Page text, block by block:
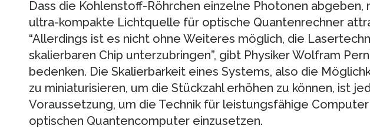
Dass die Kohlenstoff-Röhrchen einzelne Photonen abgeben,
ultra-kompakte Lichtquelle für optische Quantenrechner
“Allerdings ist es nicht ohne Weiteres möglich, die
skalierbaren Chip unterzubringen”, gibt Physiker Wolfram
bedenken. Die Skalierbarkeit eines Systems, also die
zu miniaturisieren, um die Stückzahl erhöhen zu können, ist
Voraussetzung, um die Technik für leistungsfähige Computer
optischen Quantencomputer einzusetzen.